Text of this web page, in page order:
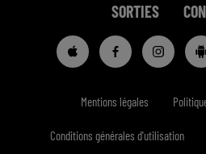
SORTIES
Mentions légales
Conditions générales d'utilisation